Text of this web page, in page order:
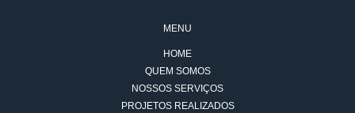
MENU
HOME
QUEM SOMOS
NOSSOS SERVIÇOS
PROJETOS REALIZADOS